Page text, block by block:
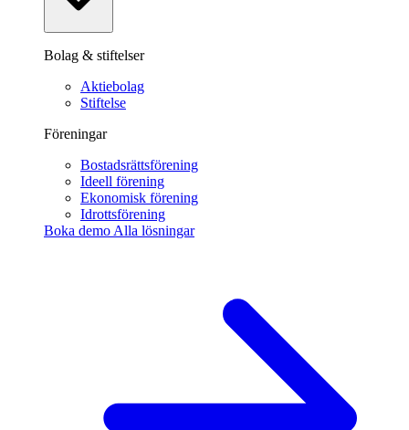
Bolag & stiftelser
Aktiebolag
Stiftelse
Föreningar
Bostadsrättsförening
Ideell förening
Ekonomisk förening
Idrottsförening
Boka demo Alla lösningar